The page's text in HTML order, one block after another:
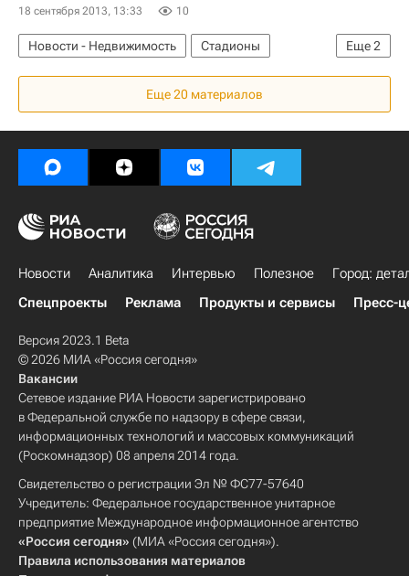
18 сентября 2013, 13:33 10
Еще2
Новости - Недвижимость
Стадионы
Строительство
Россия
Еще 20 материалов
Новости Аналитика Интервью Полезное
Город:
Спецпроекты
Реклама Продукты и сервисы Пресс-
Версия 2023.1 Beta
© 2026 МИА «Россия сегодня»
Вакансии
Сетевое издание РИА Новости зарегистрировано
в Федеральной службе по надзору в сфере связи,
информационных технологий и массовых коммуникаций
(Роскомнадзор) 08 апреля 2014 года.
Свидетельство о регистрации Эл № ФС77-57640
Учредитель: Федеральное государственное унитарное
предприятие Международное информационное агентство
«Россия сегодня» (МИА «Россия сегодня»).
Правила использования материалов